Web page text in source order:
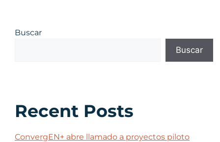
Buscar
Buscar
Recent Posts
ConvergEN+ abre llamado a proyectos piloto